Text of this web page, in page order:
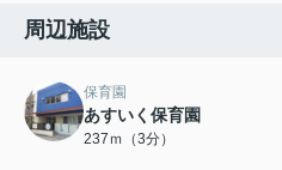
周辺施設
保育園
あすいく保育園
237ｍ（3分）